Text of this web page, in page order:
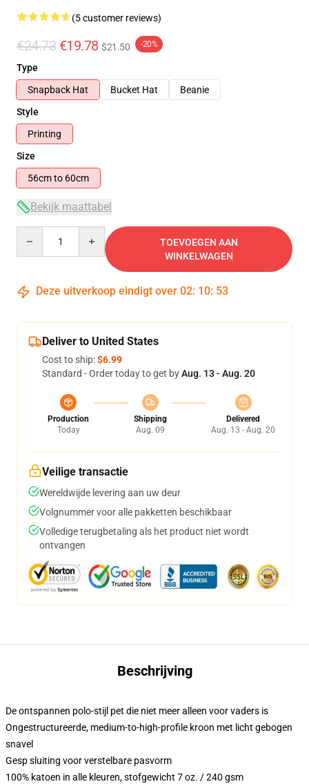
(5 customer reviews)
€24.73 €19.78 $21.50 -20%
Type
Snapback Hat
Bucket Hat
Beanie
Style
Printing
Size
56cm to 60cm
Bekijk maattabel
TOEVOEGEN AAN
WINKELWAGEN
Deze uitverkoop eindigt over 02: 10: 53
Deliver to United States
Cost to ship:$6.99
Standard - Order today to get byAug. 13 - Aug. 20
Production
Today
Shipping
Aug. 09
Delivered
Aug. 13 - Aug. 20
Veilige transactie
Wereldwijde levering aan uw deur
Volgnummer voor alle pakketten beschikbaar
Volledige terugbetaling als het product niet wordt
ontvangen
Beschrijving
De ontspannen polo-stijl pet die niet meer alleen voor vaders is
Ongestructureerde, medium-to-high-profile kroon met licht gebogen
snavel
Gesp sluiting voor verstelbare pasvorm
100% katoen in alle kleuren, stofgewicht 7 oz. / 240 gsm